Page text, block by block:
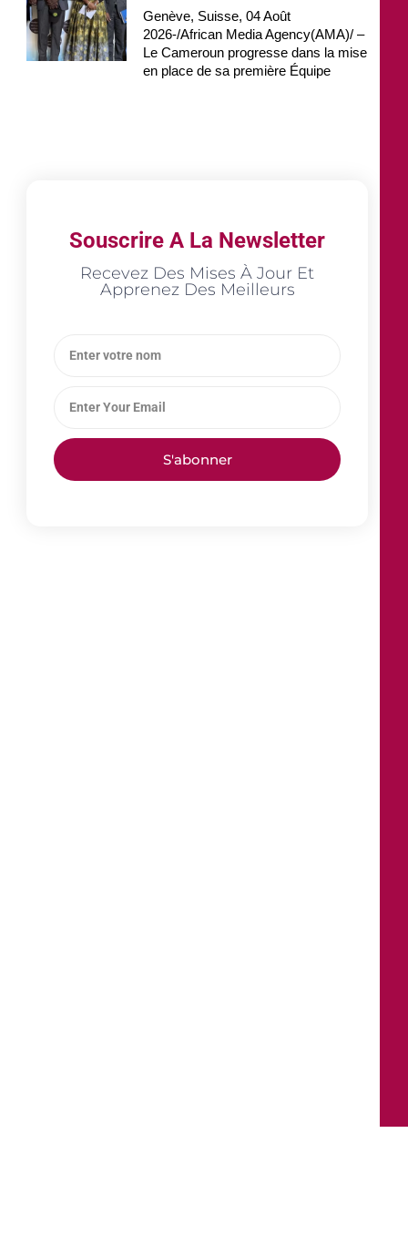
Genève, Suisse, 04 Août
2026-/African Media Agency(AMA)/ –
Le Cameroun progresse dans la mise
en place de sa première Équipe
Souscrire A La Newsletter
Recevez Des Mises À Jour Et
Apprenez Des Meilleurs
S'abonner